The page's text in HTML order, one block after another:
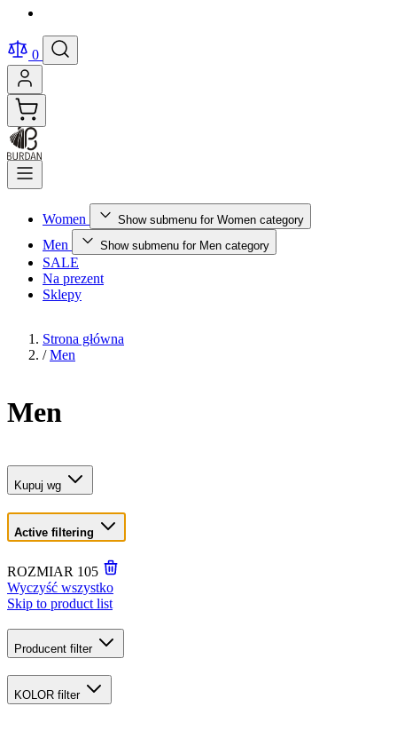
0
Women Show submenu for Women category
Men Show submenu for Men category
SALE
Na prezent
Sklepy
Strona główna
/ Men
Men
Kupuj wg
Active filtering
ROZMIAR 105
Wyczyść wszystko
Skip to product list
Producent filter
KOLOR filter